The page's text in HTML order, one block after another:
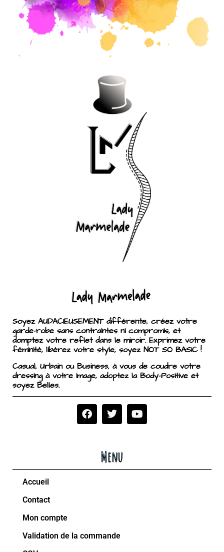
Soyez AUDACIEUSEMENT différente, créez votre
garde-robe sans contraintes ni compromis, et
domptez votre reflet dans le miroir. Exprimez votre
féminité, libérez votre style, soyez NOT SO BASIC !
Casual, Urbain ou Business, à vous de coudre votre
dressing à votre image, adoptez la Body-Positive et
soyez Belles.
Menu
Accueil
Contact
Mon compte
Validation de la commande